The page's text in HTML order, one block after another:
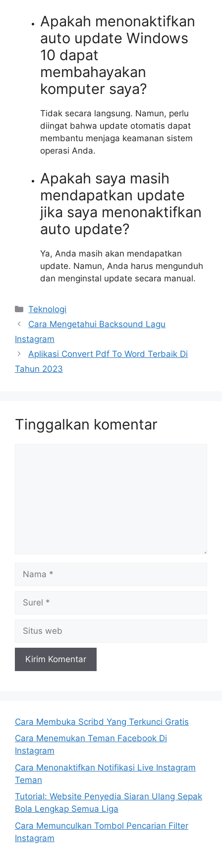
Apakah menonaktifkan
auto update Windows
10 dapat
membahayakan
komputer saya?
Tidak secara langsung. Namun, perlu
diingat bahwa update otomatis dapat
membantu menjaga keamanan sistem
operasi Anda.
Apakah saya masih
mendapatkan update
jika saya menonaktifkan
auto update?
Ya, Anda masih akan mendapatkan
update. Namun, Anda harus mengunduh
dan menginstal update secara manual.
Kategori
Teknologi
Cara Mengetahui Backsound Lagu
Instagram
Aplikasi Convert Pdf To Word Terbaik Di
Tahun 2023
Tinggalkan komentar
web
Cara Membuka Scribd Yang Terkunci Gratis
Cara Menemukan Teman Facebook Di
Instagram
Cara Menonaktifkan Notifikasi Live Instagram
Teman
Tutorial: Website Penyedia Siaran Ulang Sepak
Bola Lengkap Semua Liga
Cara Memunculkan Tombol Pencarian Filter
Instagram